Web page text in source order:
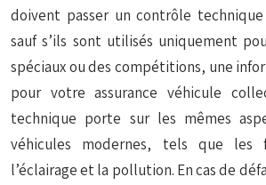
doivent passer un contrôle
sauf s’ils sont utilisés uniquement
spéciaux ou des compétitions, une
pour votre assurance véhicule
technique porte sur les mêmes
véhicules modernes, tels que les
l’éclairage et la pollution. En cas de